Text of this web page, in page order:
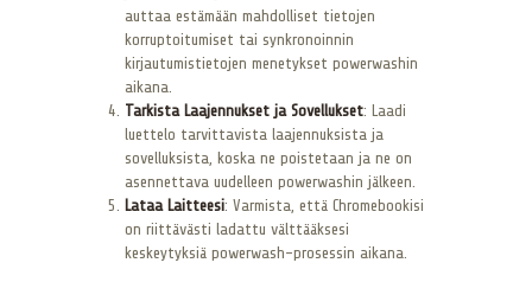
auttaa estämään mahdolliset tietojen
korruptoitumiset tai synkronoinnin
kirjautumistietojen menetykset powerwashin
aikana.
Tarkista Laajennukset ja Sovellukset: Laadi
luettelo tarvittavista laajennuksista ja
sovelluksista, koska ne poistetaan ja ne on
asennettava uudelleen powerwashin jälkeen.
Lataa Laitteesi: Varmista, että Chromebookisi
on riittävästi ladattu välttääksesi
keskeytyksiä powerwash-prosessin aikana.